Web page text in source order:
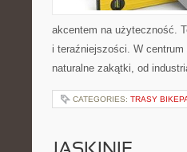
akcentem na użyteczność.
i teraźniejszości. W
naturalne zakątki, od
CATEGORIES: TRASY